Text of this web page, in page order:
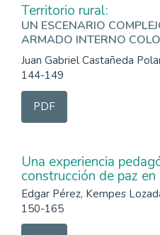
Territorio rural:
UN ESCENARIO
ARMADO INTERNO
Juan Gabriel Castañeda
144-149
PDF
Una experiencia
construcción de paz
Edgar Pérez, Kempes
150-165